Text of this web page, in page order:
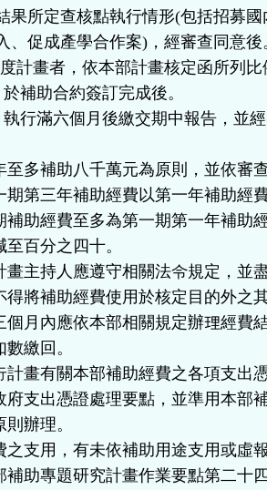
果所定查核點執行情形(包括招募
、促成產學合作案)，經審查同意後
計畫者，依本部計畫核定函所列比
助合約簽訂完成後。
滿六個月後繳交期中報告，並經
至多補助八千萬元為原則，並依審
期第三年補助經費以第一年補助經
補助經費至多為第一期第一年補助
百分之四十。
畫主持人應遵守相關法令規定，並
得將補助經費使用於核定目的外之
個月內應依本部相關規定辦理經費
繳回。
計畫有關本部補助經費之各項支出
府支出憑證處理要點，並準用本部
辦理。
之支用，有未依補助用途支用或虛
補助專題研究計畫作業要點第二十